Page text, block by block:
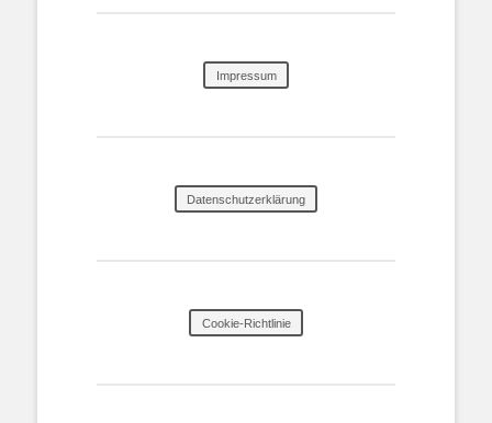
Impressum
Datenschutzerklärung
Cookie-Richtlinie